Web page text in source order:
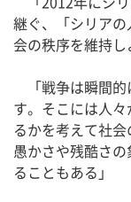
継ぐ、「シリア
会の秩序を維持し
「戦争は瞬間的
す。そこには人
るかを考えて社
愚かさや残酷さ
ることもある」